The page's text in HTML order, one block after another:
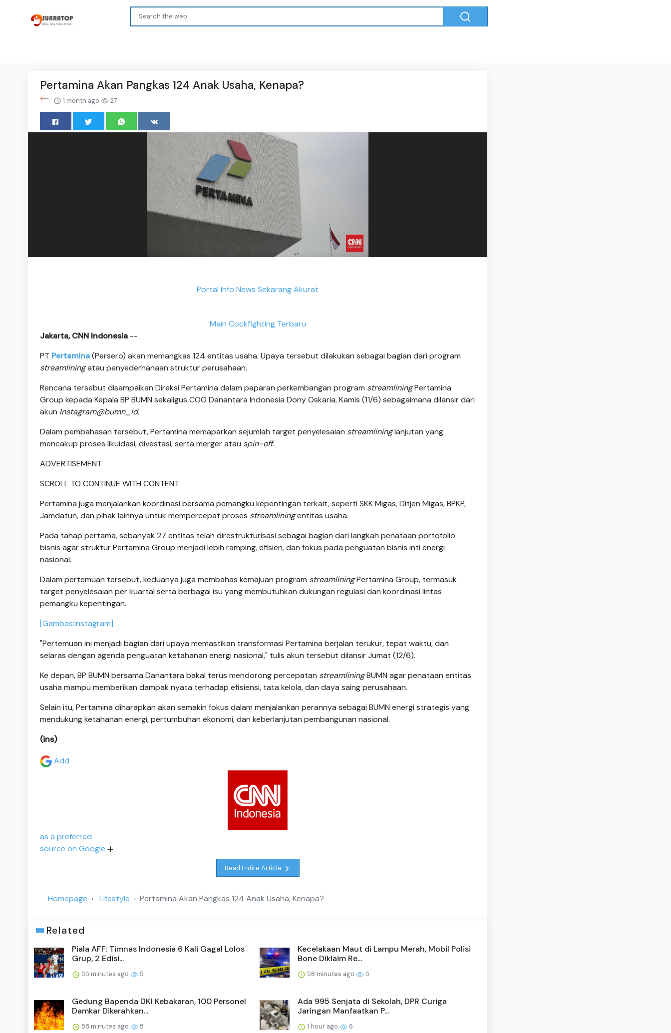
Pertamina Akan Pangkas 124 Anak Usaha, Kenapa?
1 month ago 27
Portal Info News Sekarang Akurat
Main Cockfighting Terbaru
Jakarta, CNN Indonesia --
PT Pertamina(Persero) akan memangkas 124 entitas usaha. Upaya tersebut dilakukan sebagai bagian dari program
streamliningatau penyederhanaan struktur perusahaan.
Rencana tersebut disampaikan Direksi Pertamina dalam paparan perkembangan program streamliningPertamina
Group kepada Kepala BP BUMN sekaligus COO Danantara Indonesia Dony Oskaria, Kamis (11/6) sebagaimana dilansir dari
akun Instagram@bumn_id.
Dalam pembahasan tersebut, Pertamina memaparkan sejumlah target penyelesaian streamlininglanjutan yang
mencakup proses likuidasi, divestasi, serta merger atau spin-off.
ADVERTISEMENT
SCROLL TO CONTINUE WITH CONTENT
Pertamina juga menjalankan koordinasi bersama pemangku kepentingan terkait, seperti SKK Migas, Ditjen Migas, BPKP,
Jamdatun, dan pihak lainnya untuk mempercepat proses streamliningentitas usaha.
Pada tahap pertama, sebanyak 27 entitas telah direstrukturisasi sebagai bagian dari langkah penataan portofolio
bisnis agar struktur Pertamina Group menjadi lebih ramping, efisien, dan fokus pada penguatan bisnis inti energi
nasional.
Dalam pertemuan tersebut, keduanya juga membahas kemajuan program streamliningPertamina Group, termasuk
target penyelesaian per kuartal serta berbagai isu yang membutuhkan dukungan regulasi dan koordinasi lintas
pemangku kepentingan.
[Gambas:Instagram]
"Pertemuan ini menjadi bagian dari upaya memastikan transformasi Pertamina berjalan terukur, tepat waktu, dan
selaras dengan agenda penguatan ketahanan energi nasional," tulis akun tersebut dilansir Jumat (12/6).
Ke depan, BP BUMN bersama Danantara bakal terus mendorong percepatan streamliningBUMN agar penataan entitas
usaha mampu memberikan dampak nyata terhadap efisiensi, tata kelola, dan daya saing perusahaan.
Selain itu, Pertamina diharapkan akan semakin fokus dalam menjalankan perannya sebagai BUMN energi strategis yang
mendukung ketahanan energi, pertumbuhan ekonomi, dan keberlanjutan pembangunan nasional.
(ins)
Add
as a preferred
source on Google
Read Entire Article
Homepage Lifestyle Pertamina Akan Pangkas 124 Anak Usaha, Kenapa?
Related
Piala AFF: Timnas Indonesia 6 Kali Gagal Lolos
Grup, 2 Edisi...
55 minutes ago 5
Kecelakaan Maut di Lampu Merah, Mobil Polisi
Bone Diklaim Re...
58 minutes ago 5
Gedung Bapenda DKI Kebakaran, 100 Personel
Damkar Dikerahkan...
58 minutes ago 5
Ada 995 Senjata di Sekolah, DPR Curiga
Jaringan Manfaatkan P...
1 hour ago 6